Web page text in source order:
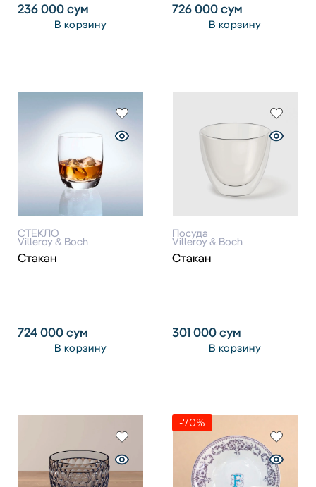
236 000сум
В корзину
726 000сум
В корзину
СТЕКЛО
Villeroy & Boch
Стакан
724 000сум
В корзину
Посуда
Villeroy & Boch
Стакан
301 000сум
В корзину
-70%